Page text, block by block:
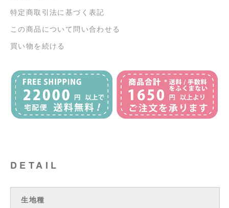
特定商取引法に基づく表記
この商品について問い合わせる
買い物を続ける
DETAIL
生地種